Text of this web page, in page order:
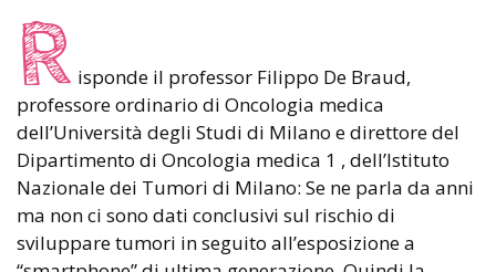
R isponde il professor Filippo De Braud,
professore ordinario di Oncologia medica
dell’Università degli Studi di Milano e direttore del
Dipartimento di Oncologia medica 1 , dell’Istituto
Nazionale dei Tumori di Milano: Se ne parla da anni
ma non ci sono dati conclusivi sul rischio di
sviluppare tumori in seguito all’esposizione a